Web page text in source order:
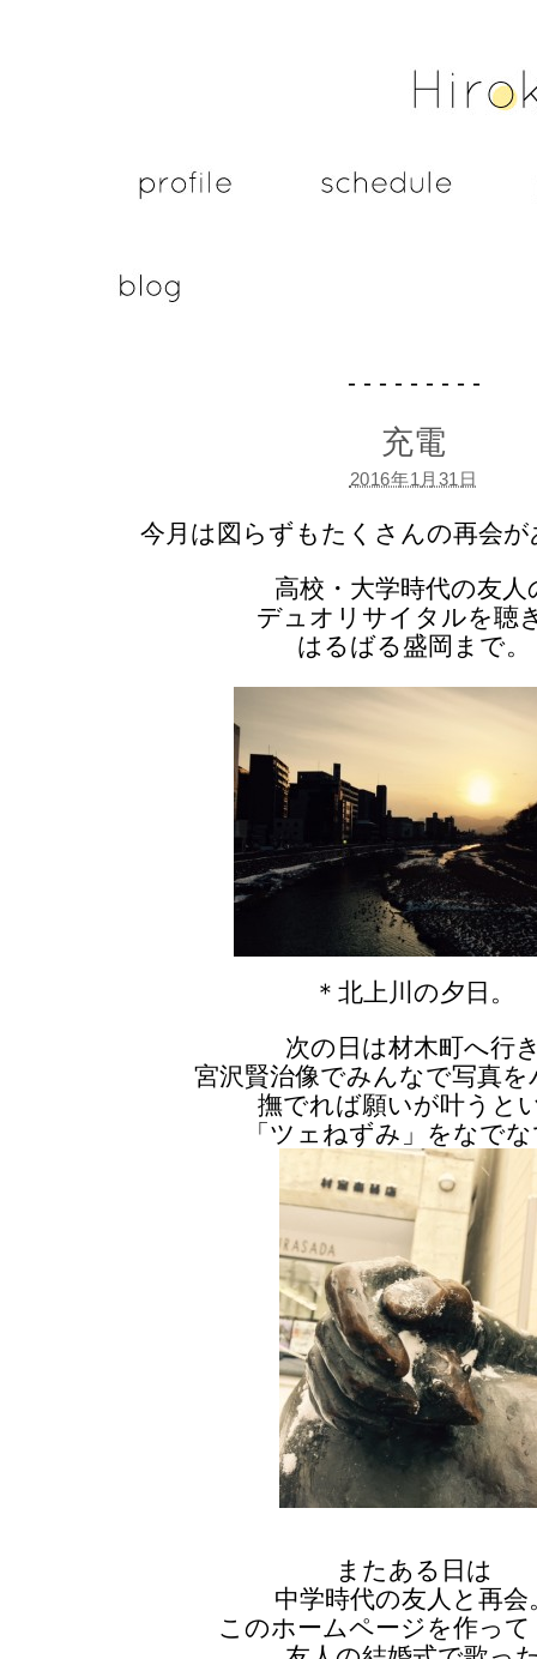
- - - - - - - - -
充電
2016年1月31日
今月は図らずもたくさんの再会
高校・大学時代の友人
デュオリサイタルを聴
はるばる盛岡まで。
＊北上川の夕日。
次の日は材木町へ行
宮沢賢治像でみんなで写真を
撫でれば願いが叶うと
「ツェねずみ」をなで
またある日は
中学時代の友人と再会
このホームページを作っ